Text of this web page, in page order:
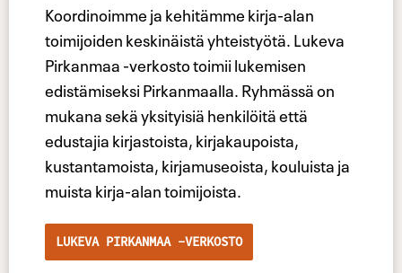
Koordinoimme ja kehitämme kirja-alan
toimijoiden keskinäistä yhteistyötä. Lukeva
Pirkanmaa -verkosto toimii lukemisen
edistämiseksi Pirkanmaalla. Ryhmässä on
mukana sekä yksityisiä henkilöitä että
edustajia kirjastoista, kirjakaupoista,
kustantamoista, kirjamuseoista, kouluista ja
muista kirja-alan toimijoista.
LUKEVA PIRKANMAA -VERKOSTO